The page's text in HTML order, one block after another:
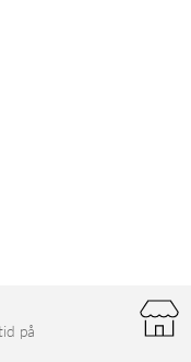
på